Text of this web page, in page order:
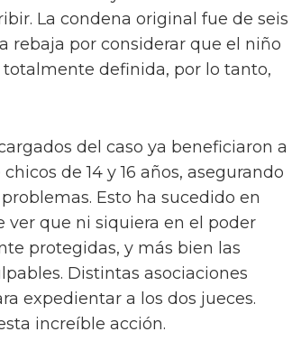
La condena original fue de seis
rebaja por considerar que el niño
definida, por lo tanto,
del caso ya beneficiaron a
de 14 y 16 años, asegurando
Esto ha sucedido en
ver que ni siquiera en el poder
protegidas, y más bien las
Distintas asociaciones
expedientar a los dos jueces.
increíble acción.